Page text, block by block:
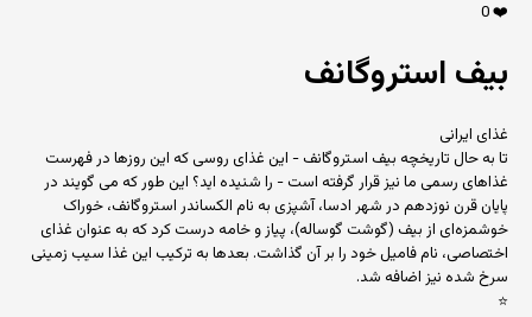
❤️
0
بیف استروگانف
غذای ایرانی
تا به‌ حال تاریخچه بیف ‌استروگانف - این غذای روسی که این روزها در فهرست
غذاهای رسمی ما نیز قرار گرفته است - را شنیده ‌اید؟ این‌ طور که می‌ گویند در
پایان قرن نوزدهم در شهر ادسا، آشپزی به نام الکساندر استروگانف، خوراک
خوشمزه‌ای از بیف (گوشت گوساله)، پیاز و خامه درست کرد که به‌ عنوان غذای
اختصاصی، نام فامیل خود را بر آن گذاشت. بعدها به ترکیب این غذا سیب ‌زمینی
سرخ‌ شده نیز اضافه شد.
⭐